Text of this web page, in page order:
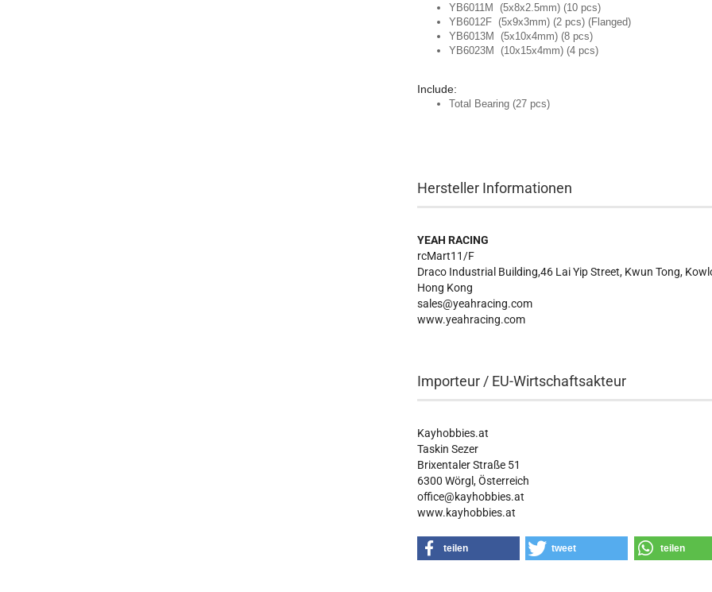
YB6011M (5x8x2.5mm) (10 pcs)
YB6012F (5x9x3mm) (2 pcs)(Flanged)
YB6013M (5x10x4mm) (8 pcs)
YB6023M (10x15x4mm) (4 pcs)
Include:
Total Bearing (27 pcs)
Hersteller Informationen
YEAH RACING
rcMart11/F
Draco Industrial Building,46 Lai Yip Street, Kwun Tong,
Hong Kong
sales@yeahracing.com
www.yeahracing.com
Importeur / EU-Wirtschaftsakteur
Kayhobbies.at
Taskin Sezer
Brixentaler Straße 51
6300 Wörgl, Österreich
office@kayhobbies.at
www.kayhobbies.at
teilen tweet teilen